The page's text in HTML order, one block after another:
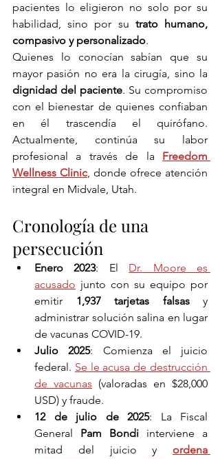
pacientes lo eligieron no solo por su
habilidad, sino por su trato humano,
compasivo y personalizado.
Quienes lo conocían sabían que su
dignidad del paciente. Su compromiso
con el bienestar de quienes confiaban
en él trascendía el quirófano.
Actualmente, continúa su labor
profesional a través de la Freedom
Wellness Clinic, donde ofrece atención
integral en Midvale, Utah.
Cronología de una
persecución
Enero 2023: El Dr. Moore es
acusado junto con su equipo por
emitir 1,937 tarjetas falsas y
administrar solución salina en lugar
de vacunas COVID-19.
Julio 2025: Comienza el juicio
federal. Se le acusa de destrucción
de vacunas (valoradas en $28,000
USD) y fraude.
12 de julio de 2025: La Fiscal
General Pam Bondi interviene a
mitad del juicio y ordena